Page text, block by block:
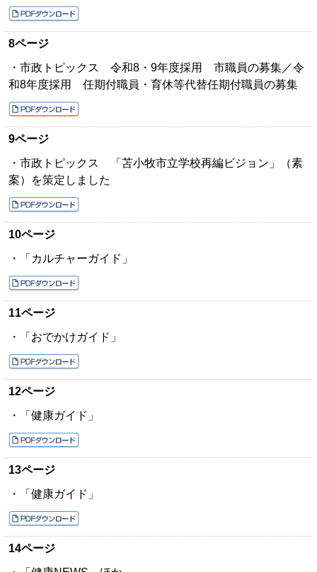
8ページ
・市政トピックス 令和8・9年度採用 市職員の募集／令
和8年度採用 任期付職員・育休等代替任期付職員の募集
9ページ
・市政トピックス 「苫小牧市立学校再編ビジョン」（素
案）を策定しました
10ページ
・「カルチャーガイド」
11ページ
・「おでかけガイド」
12ページ
・「健康ガイド」
13ページ
・「健康ガイド」
14ページ